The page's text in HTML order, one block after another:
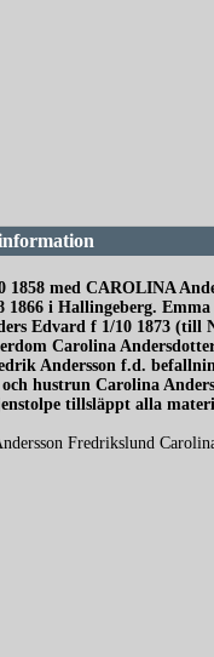
med CAROLINA
i Hallingeberg.
Edvard f 1/10 1873
Carolina
Andersson f.d.
hustrun Carolina
tillsläppt alla
Fredrikslund